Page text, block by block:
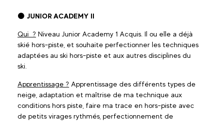
⚫ JUNIOR ACADEMY II
Qui ? Niveau Junior Academy 1 Acquis. Il ou elle a déjà
skié hors-piste, et souhaite perfectionner les techniques
adaptées au ski hors-piste et aux autres disciplines du
ski.
Apprentissage ? Apprentissage des différents types de
neige, adaptation et maîtrise de ma technique aux
conditions hors piste, faire ma trace en hors-piste avec
de petits virages rythmés, perfectionnement de